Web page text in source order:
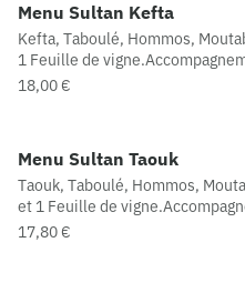
Menu Sultan Kefta
Kefta, Taboulé, Hommos,
1 Feuille de
Galette de pain comprise
18,00 €
Menu Sultan Taouk
Taouk, Taboulé, Hommos,
et 1 Feuille de
choix, 1 Galette de pain comprise
17,80 €